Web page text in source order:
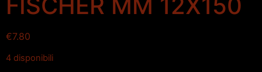
€7.80
4 disponibili